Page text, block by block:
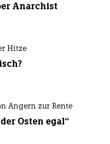
Anarchist
Hitze
Angern zur Rente
Osten egal“